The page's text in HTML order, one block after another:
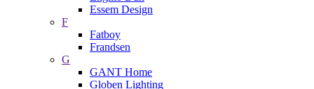
Essem Design
F
Fatboy
Frandsen
G
GANT Home
Globen Lighting